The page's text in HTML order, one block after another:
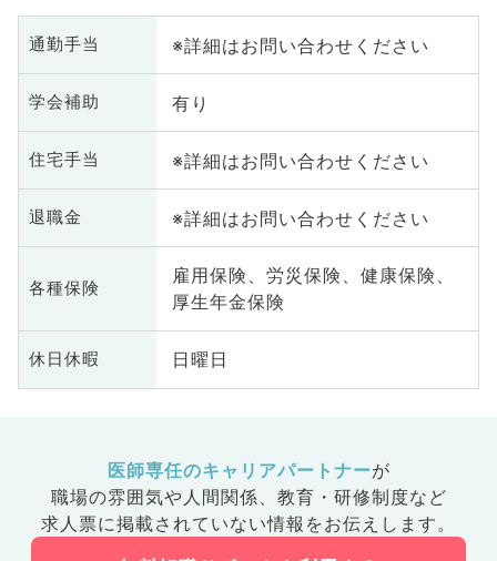
通勤手当 ※詳細はお問い合わせください
学会補助 有り
住宅手当 ※詳細はお問い合わせください
退職金 ※詳細はお問い合わせください
各種保険
雇用保険、労災保険、健康保険、
厚生年金保険
休日休暇 日曜日
医師専任のキャリアパートナーが
職場の雰囲気や人間関係、 教育・研修制度など
求人票に掲載されていない情報をお伝えします。